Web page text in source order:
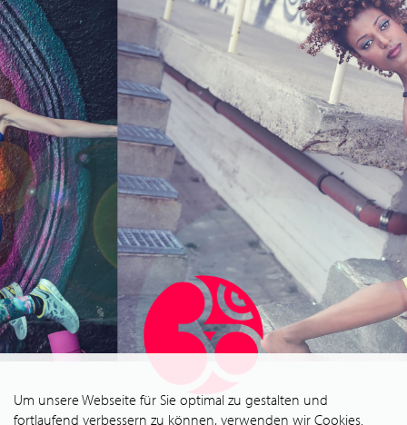
Um unsere Webseite für Sie optimal zu gestalten und
fortlaufend verbessern zu können, verwenden wir Cookies.